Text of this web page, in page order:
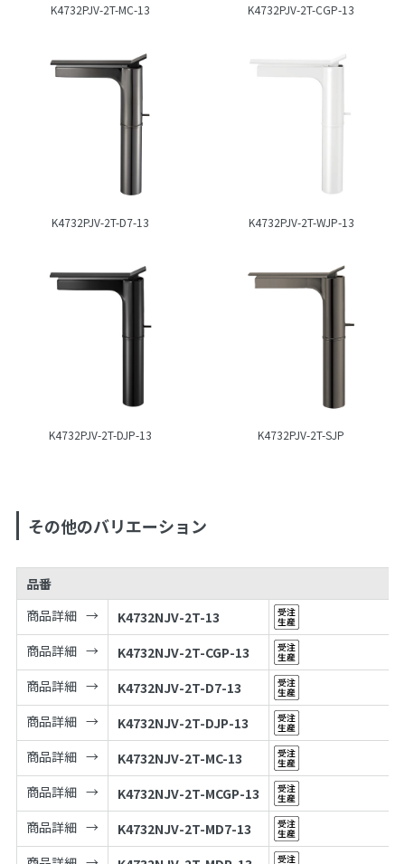
K4732PJV-2T-MC-13 K4732PJV-2T-CGP-13
K4732PJV-2T-D7-13 K4732PJV-2T-WJP-13
K4732PJV-2T-DJP-13 K4732PJV-2T-SJP
その他のバリエーション
品番
商品詳細
K4732NJV-2T-13
商品詳細
K4732NJV-2T-CGP-13
商品詳細
K4732NJV-2T-D7-13
商品詳細
K4732NJV-2T-DJP-13
商品詳細
K4732NJV-2T-MC-13
商品詳細
K4732NJV-2T-MCGP-13
商品詳細
K4732NJV-2T-MD7-13